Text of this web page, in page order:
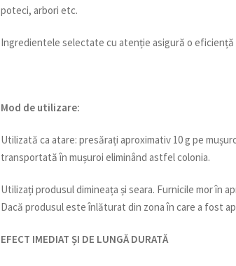
poteci, arbori etc.
Ingredientele selectate cu atenție asigură o eficiență
Mod de utilizare:
Utilizată ca atare: presărați aproximativ 10 g pe
transportată în mușuroi eliminând astfel colonia.
Utilizați produsul dimineața și seara. Furnicile mor în
Dacă produsul este înlăturat din zona în care a fost
EFECT IMEDIAT ȘI DE LUNGĂ DURATĂ